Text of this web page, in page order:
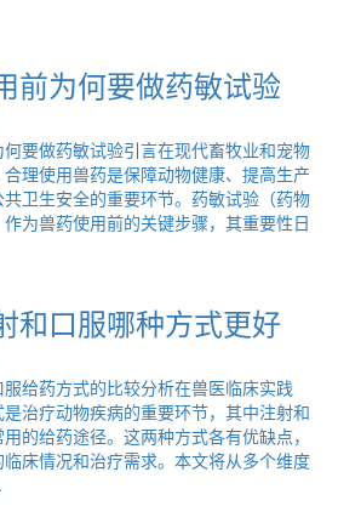
前为何要做药敏试验
要做药敏试验引言在现代畜牧业和宠物
理使用兽药是保障动物健康、提高生产
卫生安全的重要环节。药敏试验（药物
为兽药使用前的关键步骤，其重要性日
和口服哪种方式更好
给药方式的比较分析在兽医临床实践
治疗动物疾病的重要环节，其中注射和
的给药途径。这两种方式各有优缺点，
床情况和治疗需求。本文将从多个维度